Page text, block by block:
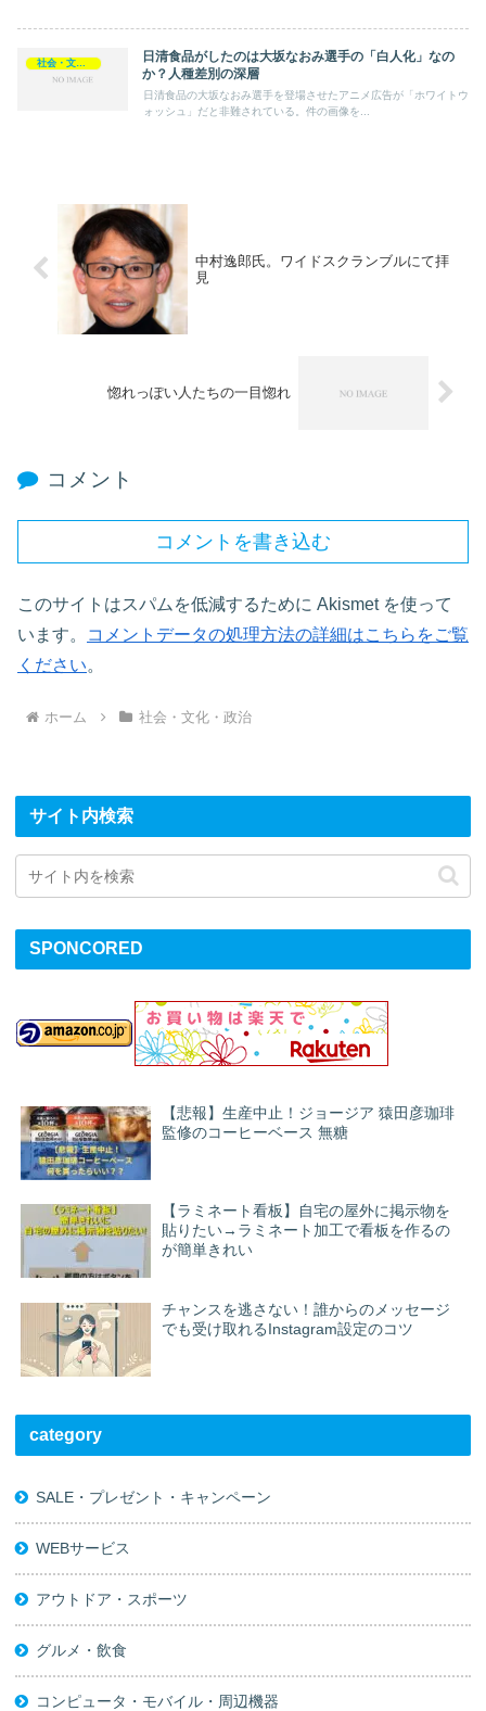
日清食品がしたのは大坂なおみ選手の「白人化」なの
か？人種差別の深層
日清食品の大坂なおみ選手を登場させたアニメ広告が「ホワイトウ
ォッシュ」だと非難されている。件の画像を...
中村逸郎氏。ワイドスクランブルにて拝
見
惚れっぽい人たちの一目惚れ
コメント
コメントを書き込む
このサイトはスパムを低減するために Akismet を使って
います。
コメントデータの処理方法の詳細はこちらをご覧
ください。
ホーム 社会・文化・政治
サイト内検索
SPONCORED
【悲報】生産中止！ジョージア 猿田彦珈琲
監修のコーヒーベース 無糖
【ラミネート看板】自宅の屋外に掲示物を
貼りたい→ラミネート加工で看板を作るの
が簡単きれい
チャンスを逃さない！誰からのメッセージ
でも受け取れるInstagram設定のコツ
category
SALE・プレゼント・キャンペーン
WEBサービス
アウトドア・スポーツ
グルメ・飲食
コンピュータ・モバイル・周辺機器